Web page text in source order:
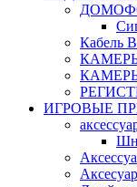
КАМЕРЫ
ИГРОВЫЕ